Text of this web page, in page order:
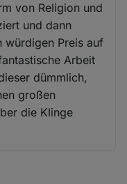
von Religion und
und dann
würdigen Preis auf
Arbeit
dümmlich,
großen
die Klinge